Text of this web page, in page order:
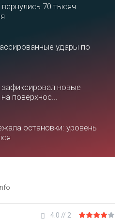
70 тысяч
удары по
зафиксировал новые
поверхнос...
остановки: уровень
4.0 // 2